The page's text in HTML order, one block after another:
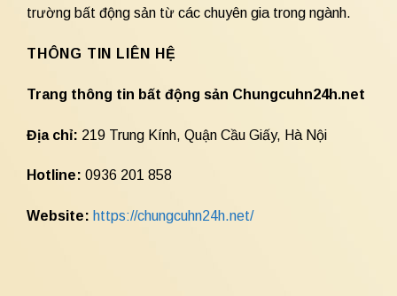
trường bất động sản từ các chuyên gia trong ngành.
THÔNG TIN LIÊN HỆ
Trang thông tin bất động sản Chungcuhn24h.net
Địa chỉ: 219 Trung Kính, Quận Cầu Giấy, Hà Nội
Hotline: 0936 201 858
Website: https://chungcuhn24h.net/